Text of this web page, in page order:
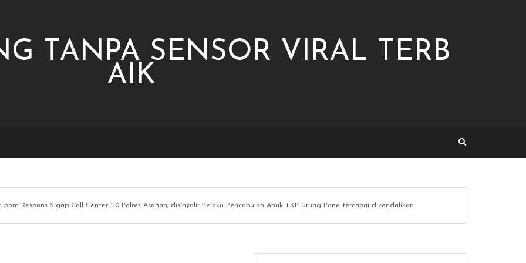
TANPA SENSOR VIRAL TERB
AIK
porn Respons Sigap Call Center 110 Polres Asahan, disinyalir Pelaku Pencabulan Anak TKP Urung Pane tercapai dikendalikan